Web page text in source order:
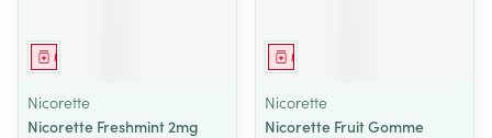
Médicament
Nicorette
Nicorette Freshmint 2mg
Médicament
Nicorette
Nicorette Fruit Gomme